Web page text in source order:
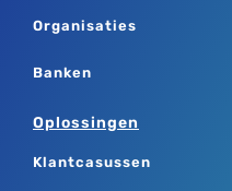
Organisaties
Banken
Oplossingen
Klantcasussen